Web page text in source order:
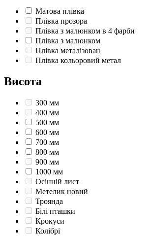
Матова плівка
Плівка прозора
Плівка з малюнком в 4 фарби
Плівка з малюнком
Плівка металізован
Плівка кольоровий метал
Висота
300 мм
400 мм
500 мм
600 мм
700 мм
800 мм
900 мм
1000 мм
Осінній лист
Метелик новий
Троянда
Білі пташки
Крокуси
Колібрі